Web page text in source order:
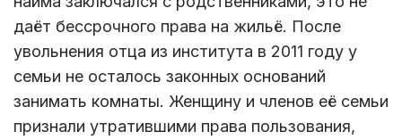
даёт бессрочного права на жильё. После
увольнения отца из института в 2011 году у
семьи не осталось законных оснований
занимать комнаты. Женщину и членов её семьи
признали утратившими права пользования,